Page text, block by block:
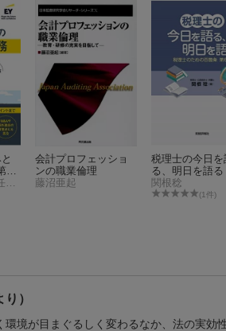
会計プロフェッショ
ンの職業倫理
藤沼亜起
税理士の今日を
る、明日を語る
関根稔
(1件)
）
環境が目まぐるしく変わるなか、法の実